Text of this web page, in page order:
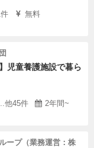
無料
児童養護施設で暮ら
他45件
2年間~
ープ（業務運営：株